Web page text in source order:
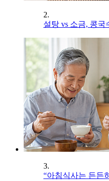
2.
설탕 vs 소금, 콩국
3.
“아침식사는 든든